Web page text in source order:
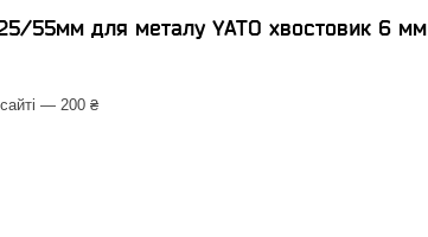
55мм для металу YATO хвостовик 6 мм
— 200 ₴